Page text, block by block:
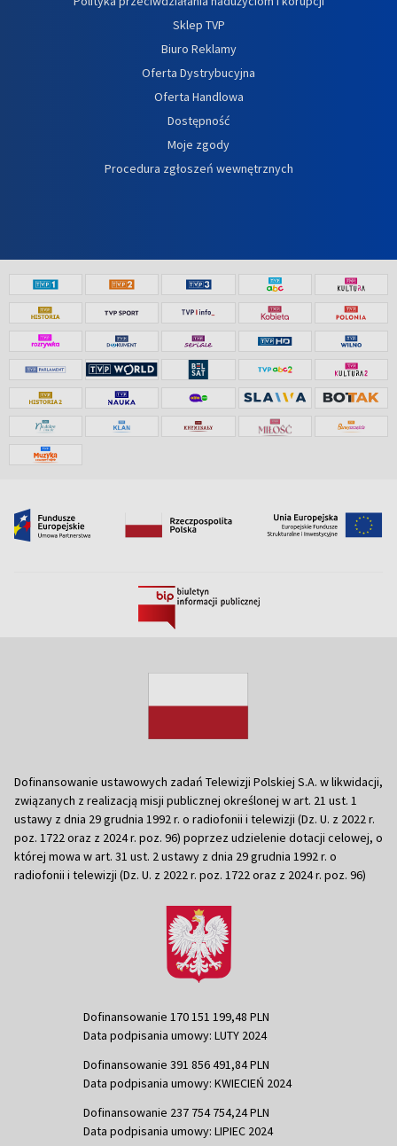
Sklep TVP
Biuro Reklamy
Oferta Dystrybucyjna
Oferta Handlowa
Dostępność
Moje zgody
Procedura zgłoszeń wewnętrznych
Dofinansowanie ustawowych zadań Telewizji Polskiej S.A. w likwidacji,
związanych z realizacją misji publicznej określonej w art. 21 ust. 1
ustawy z dnia 29 grudnia 1992 r. o radiofonii i telewizji (Dz. U. z 2022 r.
poz. 1722 oraz z 2024 r. poz. 96) poprzez udzielenie dotacji celowej, o
której mowa w art. 31 ust. 2 ustawy z dnia 29 grudnia 1992 r. o
radiofonii i telewizji (Dz. U. z 2022 r. poz. 1722 oraz z 2024 r. poz. 96)
Dofinansowanie 170 151 199,48 PLN
Data podpisania umowy: LUTY 2024
Dofinansowanie 391 856 491,84 PLN
Data podpisania umowy: KWIECIEŃ 2024
Dofinansowanie 237 754 754,24 PLN
Data podpisania umowy: LIPIEC 2024